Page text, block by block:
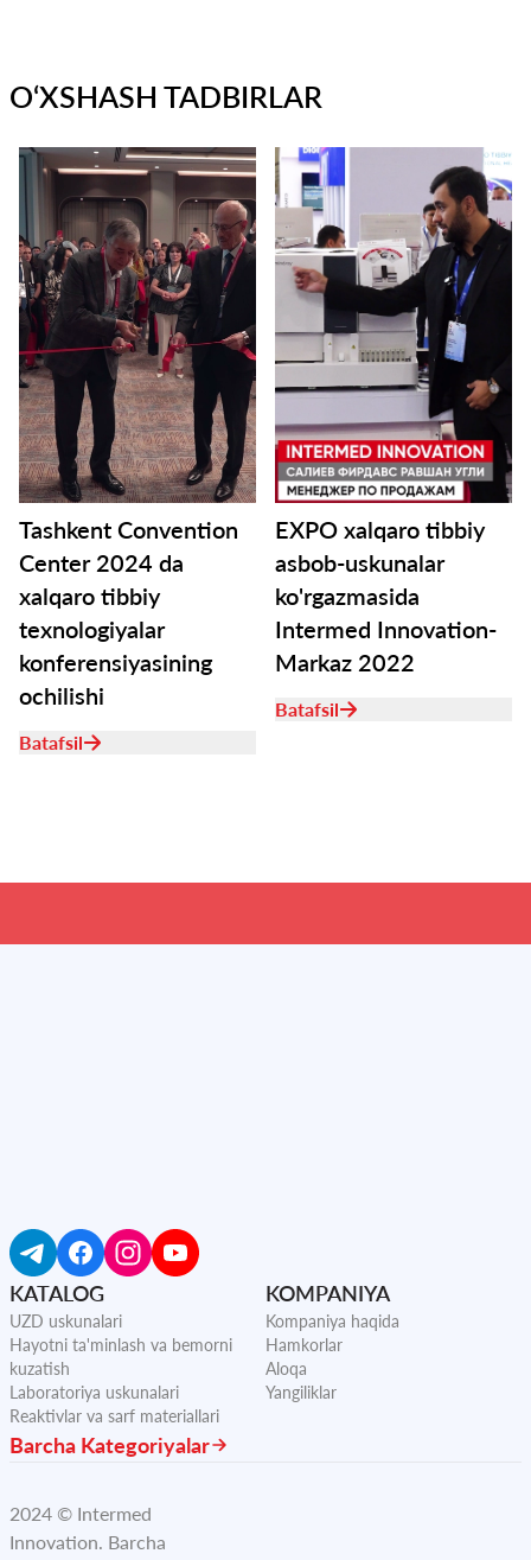
O‘XSHASH TADBIRLAR
Tashkent Convention
Center 2024 da
xalqaro tibbiy
texnologiyalar
konferensiyasining
ochilishi
Batafsil
EXPO xalqaro tibbiy
asbob-uskunalar
ko'rgazmasida
Intermed Innovation-
Markaz 2022
Batafsil
KATALOG
UZD uskunalari
Hayotni ta'minlash va bemorni
kuzatish
Laboratoriya uskunalari
Reaktivlar va sarf materiallari
Barcha Kategoriyalar
KOMPANIYA
Kompaniya haqida
Hamkorlar
Aloqa
Yangiliklar
2024 © Intermed
Innovation. Barcha